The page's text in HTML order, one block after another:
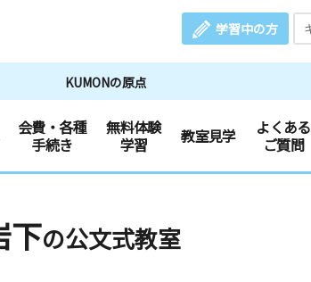
学習中の方
KUMONの原点
会費・各種
手続き
無料体験
学習
教室見学
よくある
ご質問
下の公文式教室